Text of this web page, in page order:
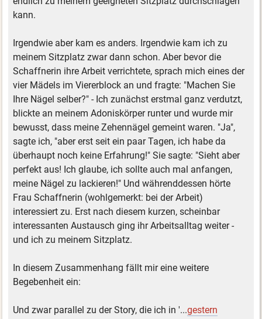
kann.
Irgendwie aber kam es anders. Irgendwie kam ich zu
meinem Sitzplatz zwar dann schon. Aber bevor die
Schaffnerin ihre Arbeit verrichtete, sprach mich eines der
vier Mädels im Viererblock an und fragte: "Machen Sie
Ihre Nägel selber?" - Ich zunächst erstmal ganz verdutzt,
blickte an meinem Adoniskörper runter und wurde mir
bewusst, dass meine Zehennägel gemeint waren. "Ja",
sagte ich, "aber erst seit ein paar Tagen, ich habe da
überhaupt noch keine Erfahrung!" Sie sagte: "Sieht aber
perfekt aus! Ich glaube, ich sollte auch mal anfangen,
meine Nägel zu lackieren!" Und währenddessen hörte
Frau Schaffnerin (wohlgemerkt: bei der Arbeit)
interessiert zu. Erst nach diesem kurzen, scheinbar
interessanten Austausch ging ihr Arbeitsalltag weiter -
und ich zu meinem Sitzplatz.
In diesem Zusammenhang fällt mir eine weitere
Begebenheit ein:
Und zwar parallel zu der Story, die ich in '...gestern